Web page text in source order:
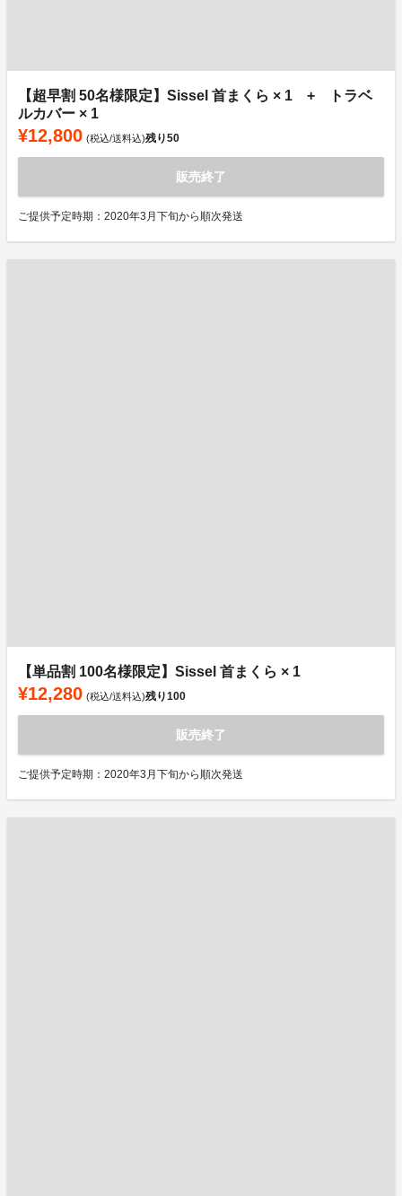
【超早割 50名様限定】Sissel 首まくら × 1 + トラベ
ルカバー × 1
¥12,800 (税込/送料込)残り50
販売終了
ご提供予定時期：2020年3月下旬から順次発送
【単品割 100名様限定】Sissel 首まくら × 1
¥12,280 (税込/送料込)残り100
販売終了
ご提供予定時期：2020年3月下旬から順次発送